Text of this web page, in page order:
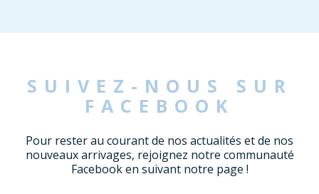
SUIVEZ-NOUS SUR
FACEBOOK
Pour rester au courant de nos actualités et de nos
nouveaux arrivages, rejoignez notre communauté
Facebook en suivant notre page !